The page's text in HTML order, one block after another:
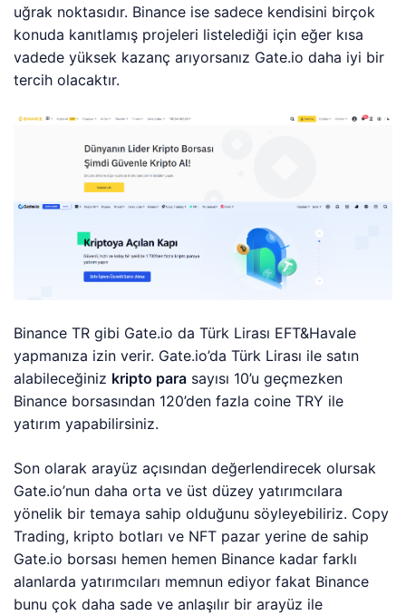
uğrak noktasıdır. Binance ise sadece kendisini birçok
konuda kanıtlamış projeleri listelediği için eğer kısa
vadede yüksek kazanç arıyorsanız Gate.io daha iyi bir
tercih olacaktır.
Binance TR gibi Gate.io da Türk Lirası EFT&Havale
yapmanıza izin verir. Gate.io’da Türk Lirası ile satın
alabileceğiniz kripto para sayısı 10’u geçmezken
Binance borsasından 120’den fazla coine TRY ile
yatırım yapabilirsiniz.
Son olarak arayüz açısından değerlendirecek olursak
Gate.io’nun daha orta ve üst düzey yatırımcılara
yönelik bir temaya sahip olduğunu söyleyebiliriz. Copy
Trading, kripto botları ve NFT pazar yerine de sahip
Gate.io borsası hemen hemen Binance kadar farklı
alanlarda yatırımcıları memnun ediyor fakat Binance
bunu çok daha sade ve anlaşılır bir arayüz ile